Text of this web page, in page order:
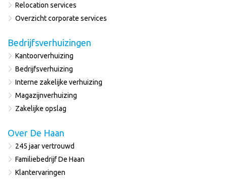
Relocation services
Overzicht corporate services
Bedrijfsverhuizingen
Kantoorverhuizing
Bedrijfsverhuizing
Interne zakelijke verhuizing
Magazijnverhuizing
Zakelijke opslag
Over De Haan
245 jaar vertrouwd
Familiebedrijf De Haan
Klantervaringen